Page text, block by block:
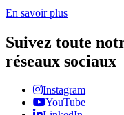
En savoir plus
Suivez toute
réseaux sociaux
Instagram
YouTube